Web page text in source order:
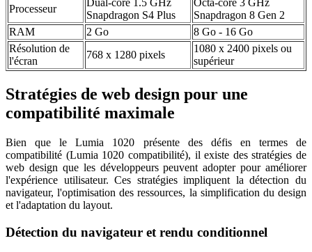
Processeur
Dual-core 1.5 GHz
Snapdragon S4 Plus
Octa-core 3 GHz
Snapdragon 8 Gen 2
RAM
2 Go
8 Go - 16 Go
Résolution de
l'écran
768 x 1280 pixels
1080 x 2400 pixels ou
supérieur
Stratégies de web design pour une
compatibilité maximale
Bien que le Lumia 1020 présente des défis en termes de
compatibilité (Lumia 1020 compatibilité), il existe des stratégies de
web design que les développeurs peuvent adopter pour améliorer
l'expérience utilisateur. Ces stratégies impliquent la détection du
navigateur, l'optimisation des ressources, la simplification du design
et l'adaptation du layout.
Détection du navigateur et rendu conditionnel